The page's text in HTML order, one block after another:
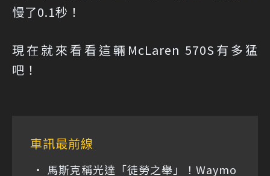
慢了0.1秒！
現在就來看看這輛McLaren 570S有多猛
吧！
車訊最前線
馬斯克稱光達「徒勞之舉」！Waymo